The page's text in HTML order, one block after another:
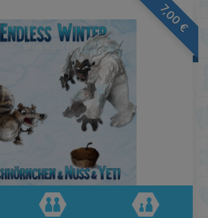
7,00
€